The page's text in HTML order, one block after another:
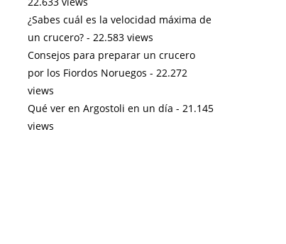
¿Sabes cuál es la velocidad máxima de
un crucero?- 22.583 views
Consejos para preparar un crucero
por los Fiordos Noruegos - 22.272
views
Qué ver en Argostoli en un día - 21.145
views